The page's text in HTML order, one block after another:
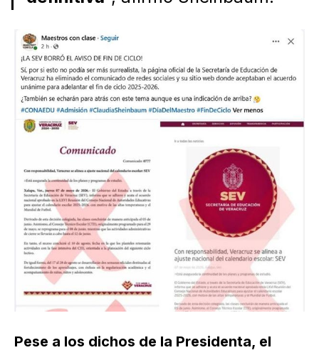
Pese a los dichos de la Presidenta, el